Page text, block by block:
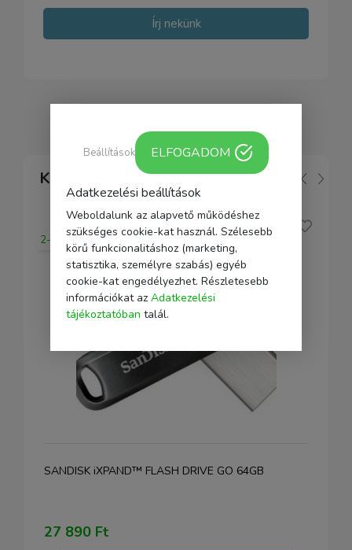
Írj nekünk
Kapcsolódó
2-5 nap
SANDISK iXPAND™ FLASH DRIVE GO 64GB
27 890 Ft
Adatkezelési beállítások
Weboldalunk az alapvető működéshez
szükséges cookie-kat használ. Szélesebb
körű funkcionalitáshoz (marketing,
statisztika, személyre szabás) egyéb
cookie-kat engedélyezhet. Részletesebb
információkat az Adatkezelési
tájékoztatóban talál.
Beállítások ELFOGADOM